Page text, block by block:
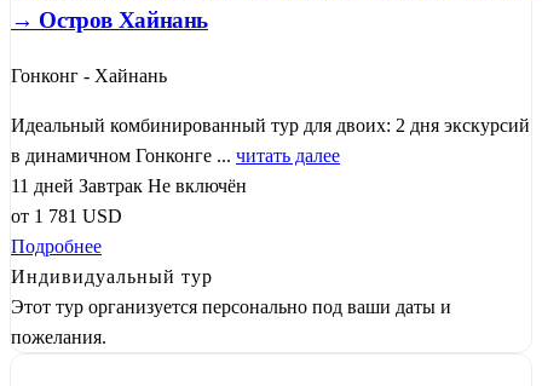
→ Остров Хайнань
Гонконг - Хайнань
Идеальный комбинированный тур для двоих: 2 дня экскурсий
в динамичном Гонконге ... читать далее
11 дней Завтрак Не включён
от 1 781 USD
Подробнее
Индивидуальный тур
Этот тур организуется персонально под ваши даты и
пожелания.